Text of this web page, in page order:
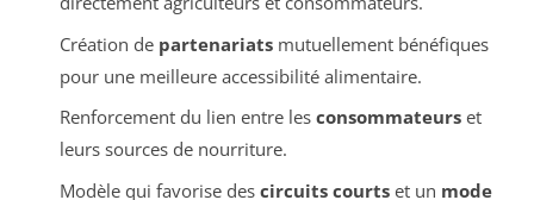
Création de partenariatsmutuellement bénéfiques
pour une meilleure accessibilité alimentaire.
Renforcement du lien entre les consommateurset
leurs sources de nourriture.
Modèle qui favorise des circuits courtset un mode